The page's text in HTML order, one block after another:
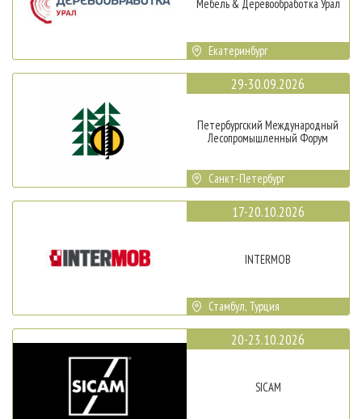
Мебель & Деревообработка Урал
Екатеринбург
29-30.09.2026
Петербургский Международный
Лесопромышленный Форум
Санкт-Петербург
17-20.10.2026
INTERMOB
Стамбул, Турция
20-23.10.2026
SICAM